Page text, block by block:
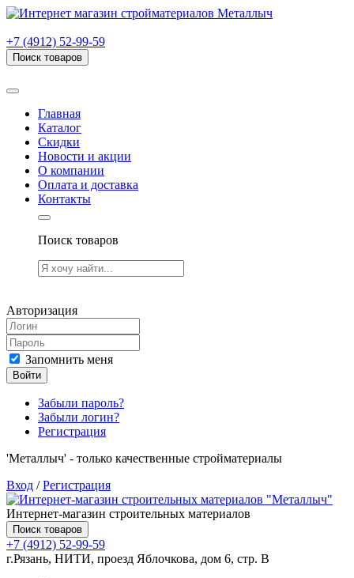
+7 (4912) 52-99-59
Поиск товаров
Главная
Каталог
Скидки
Новости и акции
О компании
Оплата и доставка
Контакты
Поиск товаров
Авторизация
Запомнить меня
Войти
Забыли пароль?
Забыли логин?
Регистрация
'Металлыч' - только качественные стройматериалы
Вход /Регистрация
Интернет-магазин строительных материалов
Поиск товаров
+7 (4912) 52-99-59
г.Рязань, НИТИ, проезд Яблочкова, дом 6, стр. В